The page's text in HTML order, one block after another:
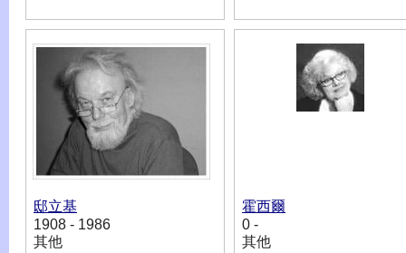
邸立基
1908 - 1986
其他
霍西爾
0 -
其他